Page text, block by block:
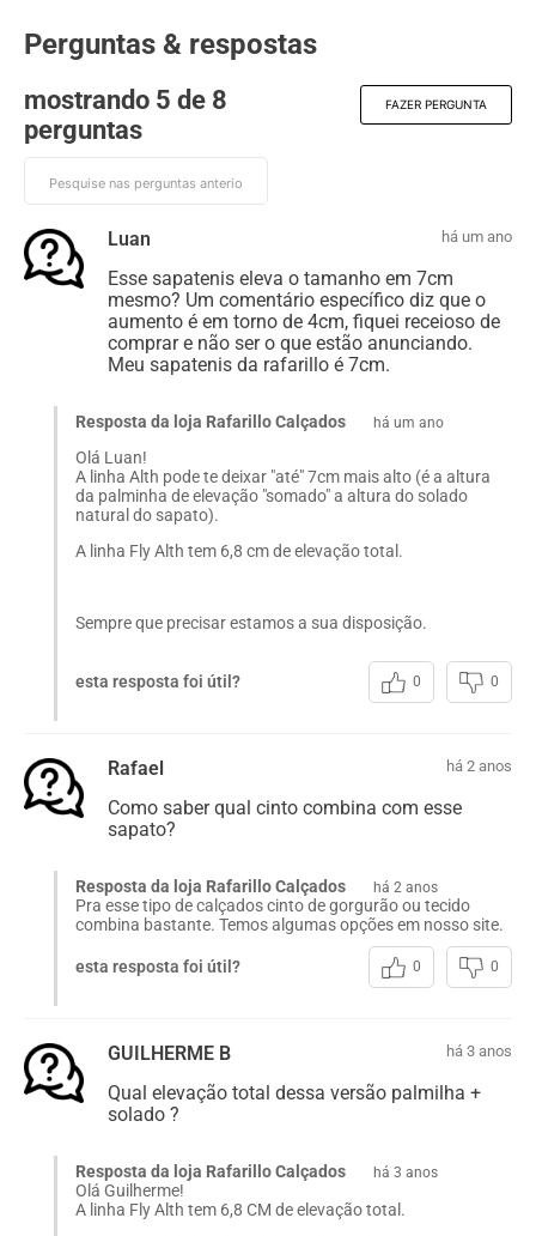
Perguntas & respostas
mostrando 5 de 8
perguntas
FAZER PERGUNTA
Luan há um ano
Esse sapatenis eleva o tamanho em 7cm
mesmo? Um comentário específico diz que o
aumento é em torno de 4cm, fiquei receioso de
comprar e não ser o que estão anunciando.
Meu sapatenis da rafarillo é 7cm.
Resposta da loja Rafarillo Calçados há um ano
Olá Luan!
A linha Alth pode te deixar "até" 7cm mais alto (é a altura
da palminha de elevação "somado" a altura do solado
natural do sapato).
A linha Fly Alth tem 6,8 cm de elevação total.
Sempre que precisar estamos a sua disposição.
esta resposta foi útil? 0 0
Rafael há 2 anos
Como saber qual cinto combina com esse
sapato?
Resposta da loja Rafarillo Calçados há 2 anos
Pra esse tipo de calçados cinto de gorgurão ou tecido
combina bastante. Temos algumas opções em nosso site.
esta resposta foi útil? 0 0
GUILHERME B há 3 anos
Qual elevação total dessa versão palmilha +
solado ?
Resposta da loja Rafarillo Calçados há 3 anos
Olá Guilherme!
A linha Fly Alth tem 6,8 CM de elevação total.